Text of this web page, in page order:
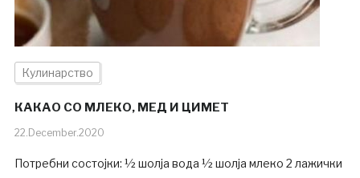
Кулинарство
КАКАО СО МЛЕКО, МЕД И ЦИМЕТ
22.December.2020
Потребни состојки: ½ шолја вода ½ шолја млеко 2 лажички